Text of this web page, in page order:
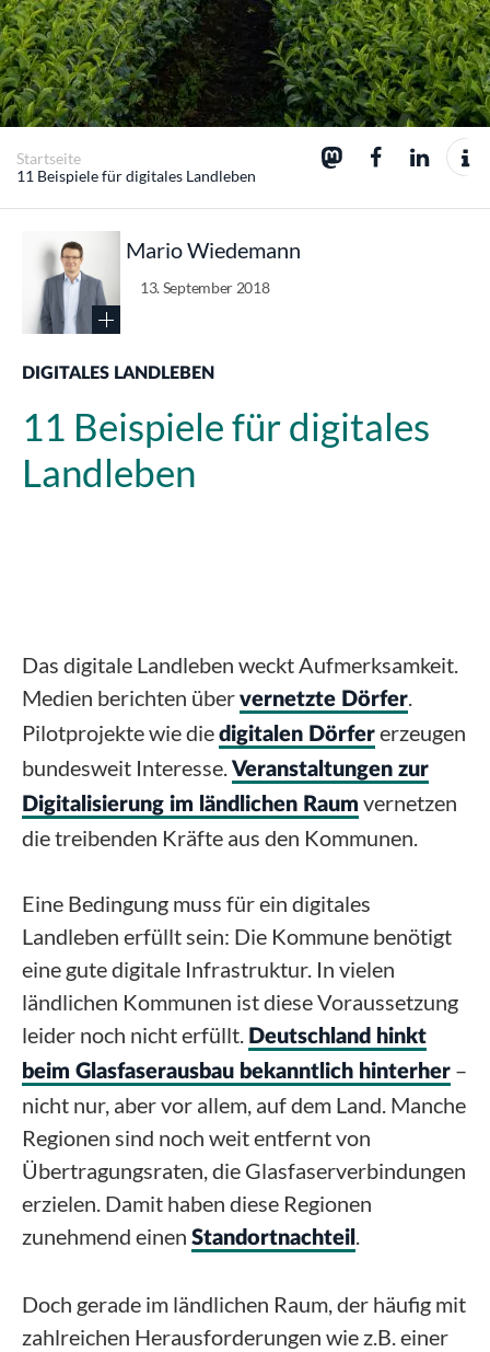
Startseite
11 Beispiele für digitales Landleben
Mario Wiedemann
13. September 2018
DIGITALES LANDLEBEN
11 Beispiele für digitales
Landleben
Das digitale Landleben weckt Aufmerksamkeit.
Medien berichten über vernetzte Dörfer.
Pilotprojekte wie die digitalen Dörfer erzeugen
bundesweit Interesse. Veranstaltungen zur
Digitalisierung im ländlichen Raum vernetzen
die treibenden Kräfte aus den Kommunen.
Eine Bedingung muss für ein digitales
Landleben erfüllt sein: Die Kommune benötigt
eine gute digitale Infrastruktur. In vielen
ländlichen Kommunen ist diese Voraussetzung
leider noch nicht erfüllt. Deutschland hinkt
beim Glasfaserausbau bekanntlich hinterher –
nicht nur, aber vor allem, auf dem Land. Manche
Regionen sind noch weit entfernt von
Übertragungsraten, die Glasfaserverbindungen
erzielen. Damit haben diese Regionen
zunehmend einen Standortnachteil .
Doch gerade im ländlichen Raum, der häufig mit
zahlreichen Herausforderungen wie z.B. einer